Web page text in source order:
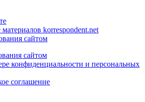
korrespondent.net
сайтом
сайтом
конфиденциальности и персональных
соглашение